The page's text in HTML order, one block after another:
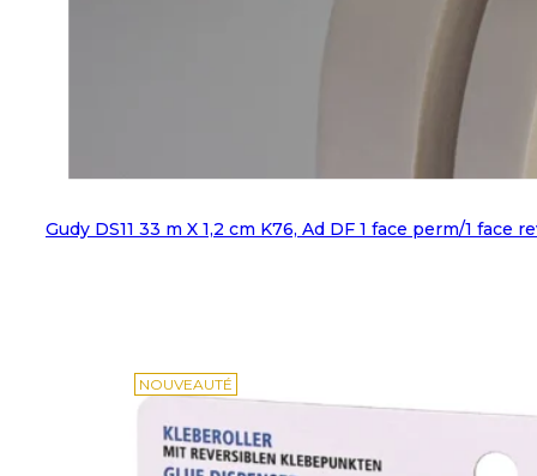
Gudy DS11 33 m X 1,2 cm K76, Ad DF 1 face perm/1 face
NOUVEAUTÉ